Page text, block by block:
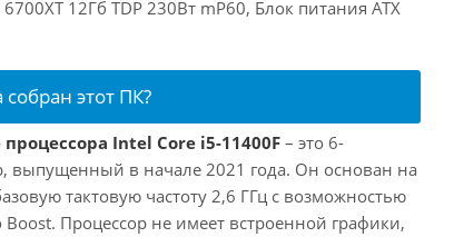
12Гб TDP 230Вт mP60, Блок питания ATX
этот ПК?
Intel Core i5-11400F – это 6-
выпущенный в начале 2021 года. Он основан на
тактовую частоту 2,6 ГГц с возможностью
Процессор не имеет встроенной графики,